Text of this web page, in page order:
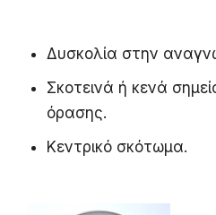
Δυσκολία στην
Σκοτεινά ή κενά
όρασης.
Κεντρικό σκότωμα.